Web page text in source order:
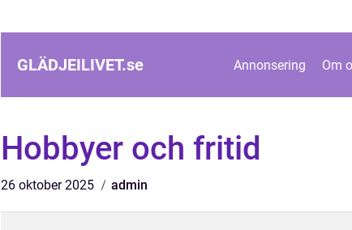
GLÄDJEILIVET.se Annonsering Om
Hobbyer och fritid
26 oktober 2025 admin